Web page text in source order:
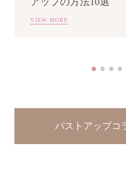
VIEW MORE
VIEW MORE
VIEW MORE
VIEW MORE
1 2 3 4
バストアップ